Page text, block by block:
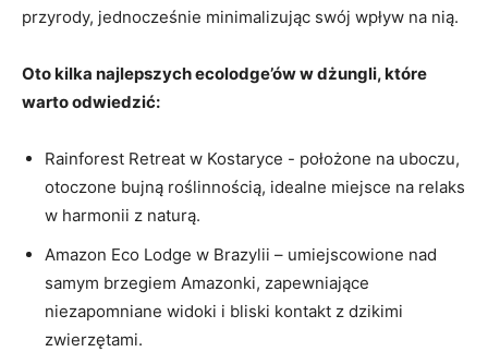
przyrody,⁣ jednocześnie minimalizując swój wpływ na nią.
Oto kilka najlepszych ecolodge’ów w dżungli,⁤ które
‍warto ​odwiedzić:
Rainforest Retreat w Kostaryce -‌ położone na‍ uboczu, ​
otoczone ​bujną ‌roślinnością, idealne miejsce⁤ na relaks
w harmonii z naturą.
Amazon Eco Lodge ⁣w Brazylii – umiejscowione‍ nad‍
samym brzegiem ‌Amazonki, zapewniające
niezapomniane widoki i bliski kontakt‌ z dzikimi
zwierzętami.